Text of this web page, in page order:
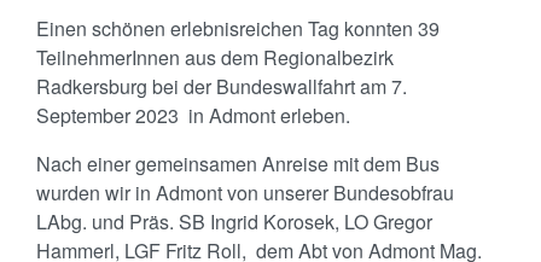
Einen schönen erlebnisreichen Tag konnten 39
TeilnehmerInnen aus dem Regionalbezirk
Radkersburg bei der Bundeswallfahrt am 7.
September 2023 in Admont erleben.
Nach einer gemeinsamen Anreise mit dem Bus
wurden wir in Admont von unserer Bundesobfrau
LAbg. und Präs. SB Ingrid Korosek, LO Gregor
Hammerl, LGF Fritz Roll, dem Abt von Admont Mag.